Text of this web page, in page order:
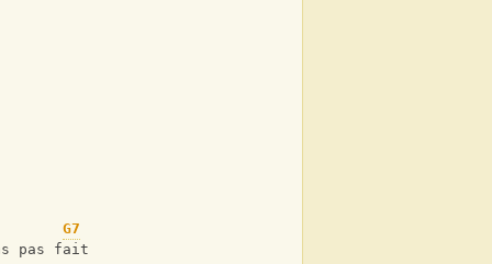
G7
pas fait